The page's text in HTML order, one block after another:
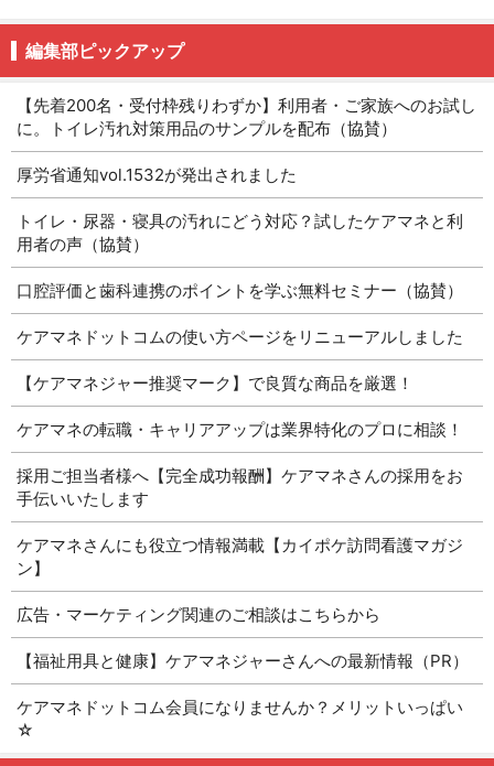
編集部ピックアップ
【先着200名・受付枠残りわずか】利用者・ご家族へのお試し
に。トイレ汚れ対策用品のサンプルを配布（協賛）
厚労省通知vol.1532が発出されました
トイレ・尿器・寝具の汚れにどう対応？試したケアマネと利
用者の声（協賛）
口腔評価と歯科連携のポイントを学ぶ無料セミナー（協賛）
ケアマネドットコムの使い方ページをリニューアルしました
【ケアマネジャー推奨マーク】で良質な商品を厳選！
ケアマネの転職・キャリアアップは業界特化のプロに相談！
採用ご担当者様へ【完全成功報酬】ケアマネさんの採用をお
手伝いいたします
ケアマネさんにも役立つ情報満載【カイポケ訪問看護マガジ
ン】
広告・マーケティング関連のご相談はこちらから
【福祉用具と健康】ケアマネジャーさんへの最新情報（PR）
ケアマネドットコム会員になりませんか？メリットいっぱい
☆